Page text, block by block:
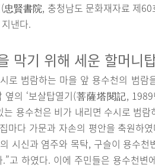
忠賢書院, 충청남도 문화재자료 제
낸다.
막기 위해 세운 할머니
로 범람하는 마을 앞 용수천의 범
옆의 ‘보살탑열기(菩薩塔閱記, 1989
는 용수천은 비가 내리면 수시로 범
마다 가문과 자손의 평안을 축원하
시신과 염주와 목탁, 구슬이 용수
고 하였다. 이에 주민들은 용수천